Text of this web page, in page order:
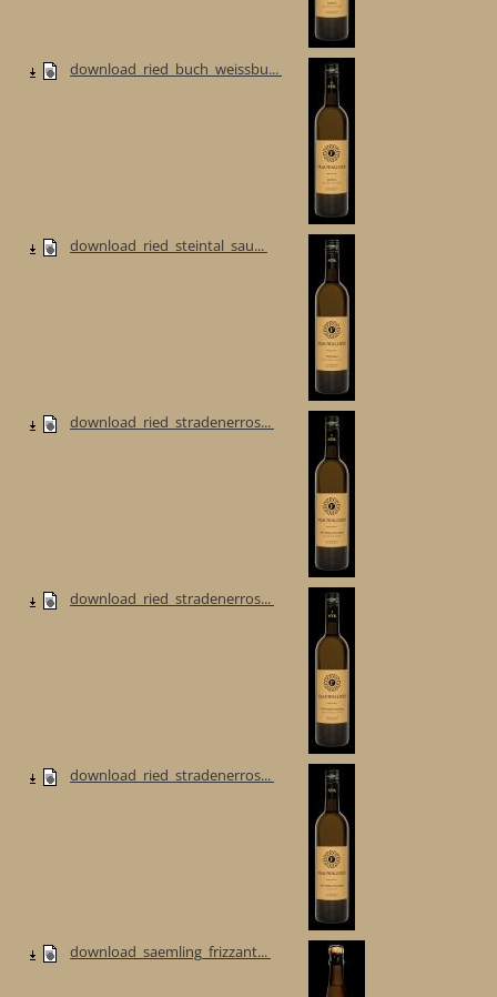
download_ried_buch_weissbu...
download_ried_steintal_sau...
download_ried_stradenerros...
download_ried_stradenerros...
download_ried_stradenerros...
download_saemling_frizzant...